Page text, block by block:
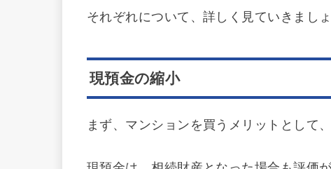
それぞれについて、詳しく見ていきましょ
現預金の縮小
まず、マンションを買うメリットとして、